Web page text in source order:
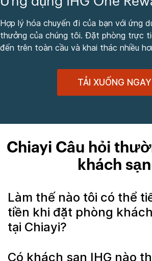
Hợp lý hóa chuyến đi của bạn với ứng
thưởng của chúng tôi. Đặt phòng trực
đến trên toàn cầu và khai thác nhiều
TẢI XUỐNG NGAY
Chiayi Câu hỏi
khách sạn
Làm thế nào tôi có thể
tiền khi đặt phòng
tại Chiayi?
Có khách sạn IHG nào